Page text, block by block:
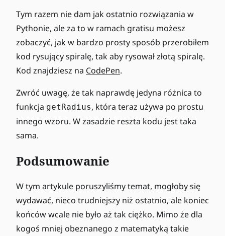
Tym razem nie dam jak ostatnio rozwiązania w
Pythonie, ale za to w ramach gratisu możesz
zobaczyć, jak w bardzo prosty sposób przerobiłem
kod rysujący spiralę, tak aby rysował złotą spiralę.
Kod znajdziesz na CodePen.
Zwróć uwagę, że tak naprawdę jedyna różnica to
funkcja getRadius, która teraz używa po prostu
innego wzoru. W zasadzie reszta kodu jest taka
sama.
Podsumowanie
W tym artykule poruszyliśmy temat, mogłoby się
wydawać, nieco trudniejszy niż ostatnio, ale koniec
końców wcale nie było aż tak ciężko. Mimo że dla
kogoś mniej obeznanego z matematyką takie